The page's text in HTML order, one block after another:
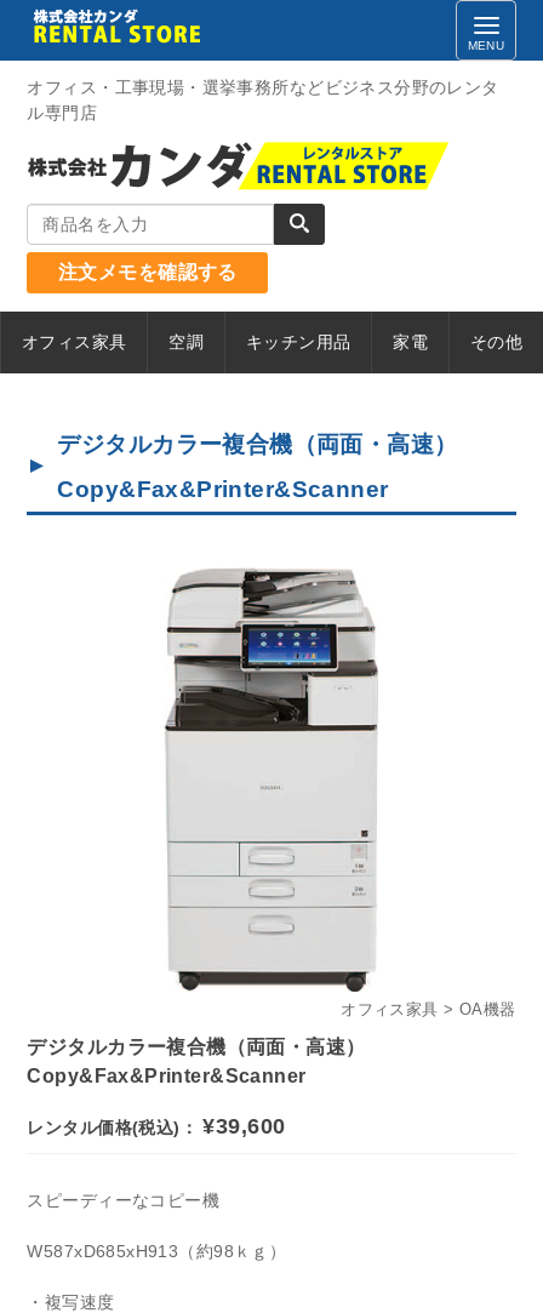
content
オフィス・工事現場・選挙事務所などビジネス分野のレンタ
ル専門店
注文メモを確認する
オフィス家具 空調 キッチン用品 家電 その他
デジタルカラー複合機（両面・高速）
Copy&Fax&Printer&Scanner
オフィス家具 OA機器
デジタルカラー複合機（両面・高速）
Copy&Fax&Printer&Scanner
レンタル価格(税込)：¥39,600
スピーディーなコピー機
W587xD685xH913（約98ｋｇ）
・複写速度